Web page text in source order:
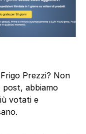
Prezzi? Non
abbiamo
votati e